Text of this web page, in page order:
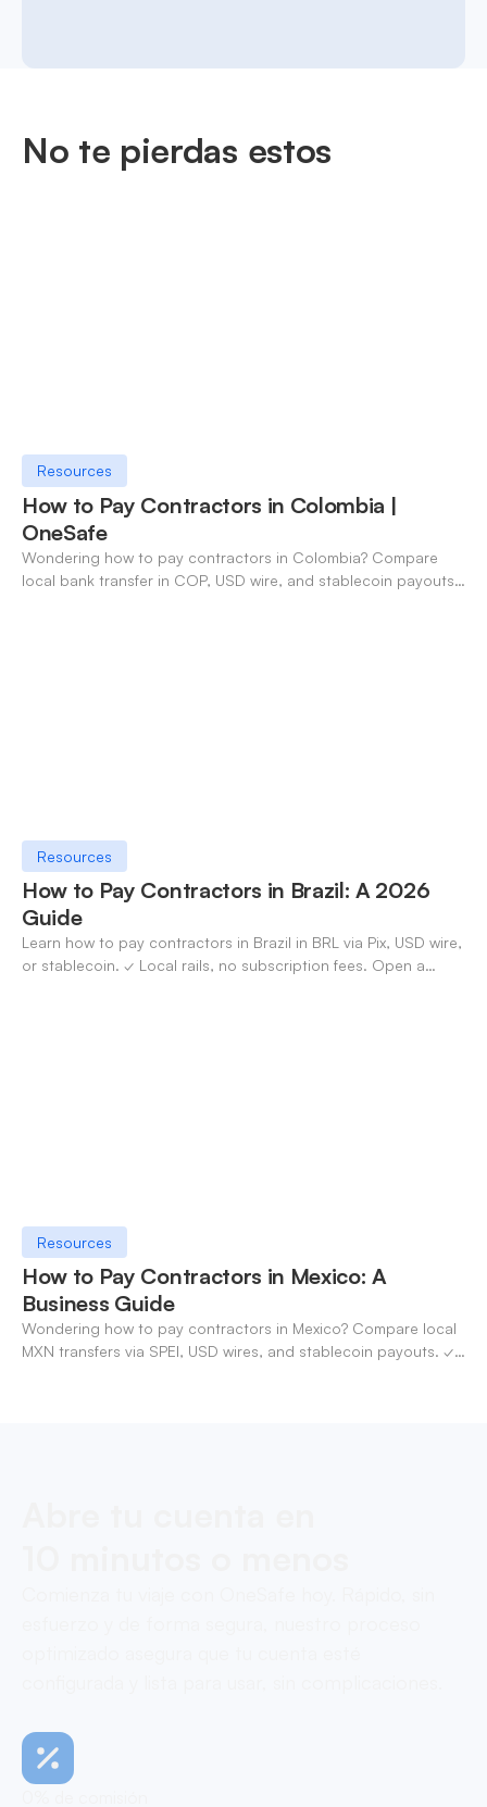
No te pierdas estos
Resources
How to Pay Contractors in Colombia |
OneSafe
Wondering how to pay contractors in Colombia? Compare
local bank transfer in COP, USD wire, and stablecoin payouts.
Resources
How to Pay Contractors in Brazil: A 2026
Guide
Learn how to pay contractors in Brazil in BRL via Pix, USD wire,
or stablecoin. ✓ Local rails, no subscription fees. Open a
Resources
How to Pay Contractors in Mexico: A
Business Guide
Wondering how to pay contractors in Mexico? Compare local
MXN transfers via SPEI, USD wires, and stablecoin payouts. ✓